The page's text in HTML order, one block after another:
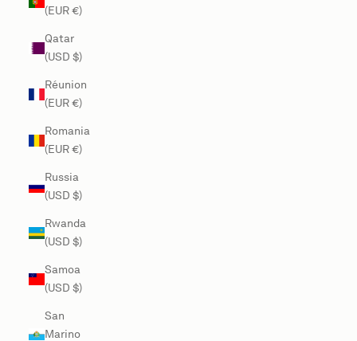
(EUR €)
Qatar
(USD $)
Réunion
(EUR €)
Romania
(EUR €)
Russia
(USD $)
Rwanda
(USD $)
Samoa
(USD $)
San
Marino